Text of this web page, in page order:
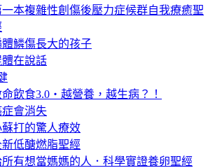
一本複雜性創傷後壓力症候群自我療癒聖
體鱗傷長大的孩子
體在說話
命飲食3.0‧越營養，越生病？！
症會消失
蘇打的驚人療效
新低醣燃脂聖經
所有想當媽媽的人．科學實證養卵聖經